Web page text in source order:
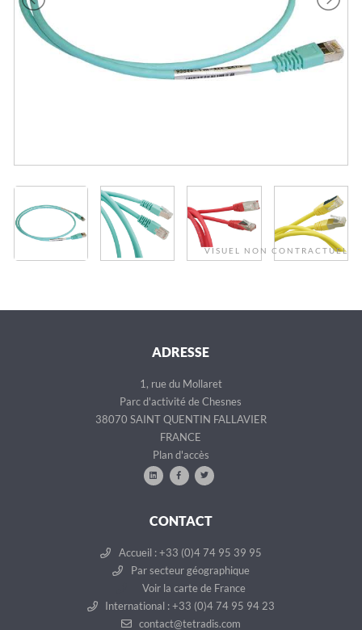
VISUEL NON CONTRACTUEL
ADRESSE
1, rue du Mollaret
Parc d'activité de Chesnes
38070 SAINT QUENTIN FALLAVIER
FRANCE
Plan d'accès
CONTACT
Accueil : +33 (0)4 74 95 39 95
Par secteur géographique
Voir la carte de France
International : +33 (0)4 74 95 94 23
contact@tetradis.com